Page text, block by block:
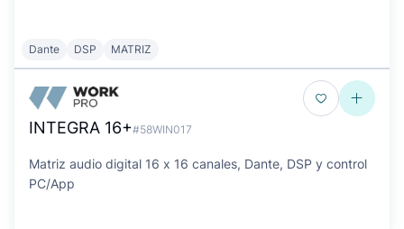
Dante DSP MATRIZ
INTEGRA 16+#58WIN017
Matriz audio digital 16 x 16 canales, Dante, DSP y control
PC/App